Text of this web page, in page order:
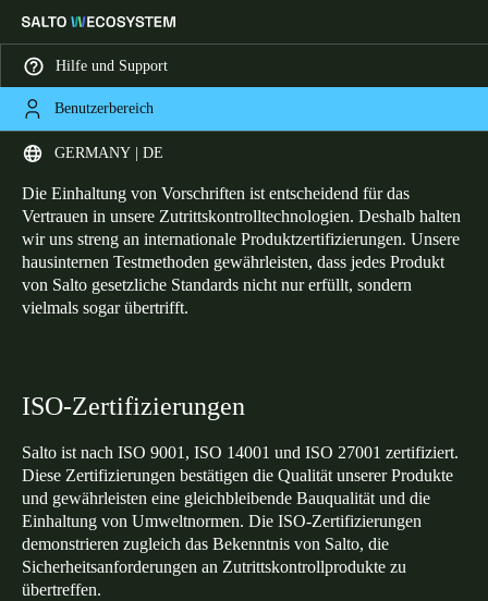
Hilfe und Support
Benutzerbereich
GERMANY | DE
Wählen Sie Ihren Standort und Ihre Sprache
Global Europe North America Caribbean -
Germany Deutsch
DeutschFrançaisItaliano
United Kingdom
English
Ireland
HOME ZERTIFIZIERUNGEN
Zertifizierungen
Die Einhaltung von Vorschriften ist entscheidend für das
Vertrauen in unsere Zutrittskontrolltechnologien. Deshalb halten
wir uns streng an internationale Produktzertifizierungen. Unsere
hausinternen Testmethoden gewährleisten, dass jedes Produkt
von Salto gesetzliche Standards nicht nur erfüllt, sondern
vielmals sogar übertrifft.
ISO-Zertifizierungen
Salto ist nach ISO 9001, ISO 14001 und ISO 27001 zertifiziert.
Diese Zertifizierungen bestätigen die Qualität unserer Produkte
und gewährleisten eine gleichbleibende Bauqualität und die
Einhaltung von Umweltnormen. Die ISO-Zertifizierungen
demonstrieren zugleich das Bekenntnis von Salto, die
Sicherheitsanforderungen an Zutrittskontrollprodukte zu
übertreffen.